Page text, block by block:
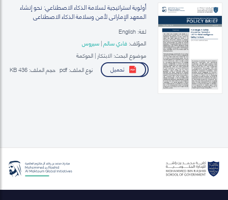
أولوية استراتيجية لسلامة الذكاء الاصطناعي: نحو إنشاء
المعهد الإماراتي لأمن وسلامة الذكاء الاصطناعي
لغة: English
المؤلف: فادي سالم| سيروس
موضوع البحث: الابتكار | الحوكمة
تحميل
نوع الملف: حجم الملف: